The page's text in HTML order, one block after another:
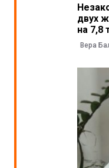
двух
на 7,8
Вера